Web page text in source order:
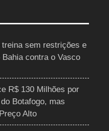
treina sem restrições e
contra o Vasco
R$ 130 Milhões por
Botafogo, mas
Alto